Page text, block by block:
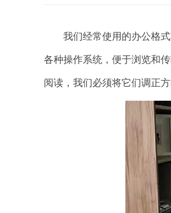
我们经常使用的办公格式
各种操作系统，便于浏览和
阅读，我们必须将它们调正